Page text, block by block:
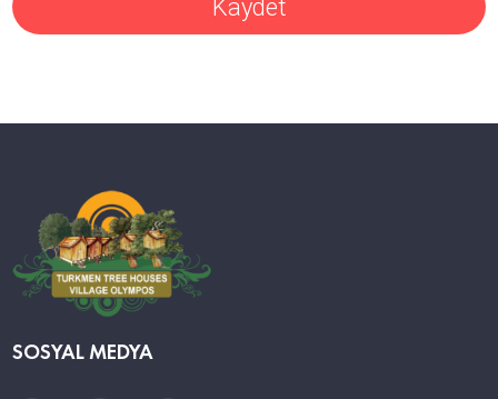
Kaydet
SOSYAL MEDYA